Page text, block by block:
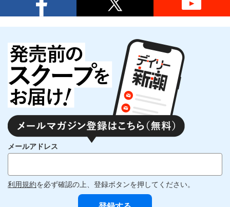
メールアドレス
利用規約を必ず確認の上、登録ボタンを押してください。